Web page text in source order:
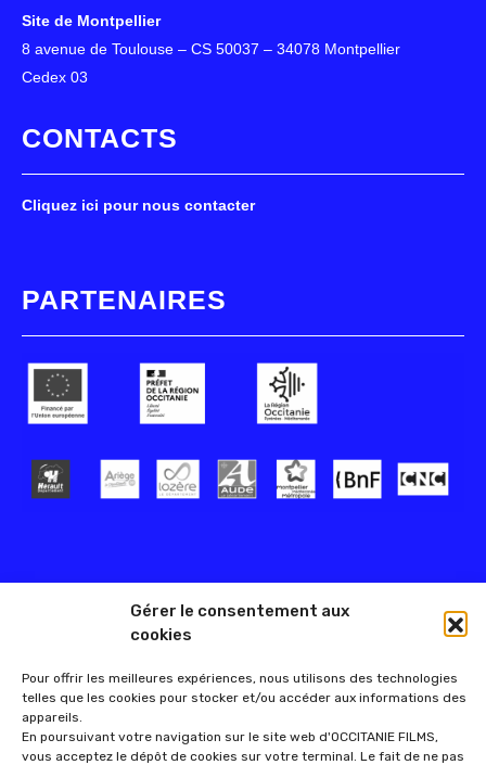
Gérer le consentement aux
cookies
Pour offrir les meilleures expériences, nous utilisons des technologies
telles que les cookies pour stocker et/ou accéder aux informations des
appareils.
En poursuivant votre navigation sur le site web d'OCCITANIE FILMS,
vous acceptez le dépôt de cookies sur votre terminal. Le fait de ne pas
Site de Montpellier
8 avenue de Toulouse – CS 50037 – 34078 Montpellier
Cedex 03
CONTACTS
Cliquez ici pour nous contacter
PARTENAIRES